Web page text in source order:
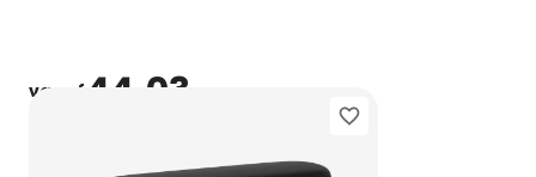
vanaf 44,03